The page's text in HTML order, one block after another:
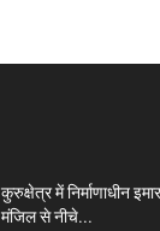
कुरुक्षेत्र में निर्माणाधीन
मंजिल से नीचे...